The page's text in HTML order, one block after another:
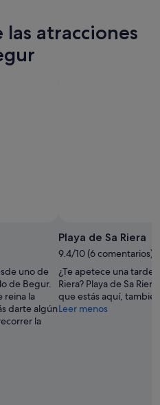
atracciones
uno de
de Begur.
reina la
darte algún
la
Playa de Sa Riera
9.4/10 (6 comentarios)
¿Te apetece una tarde
Riera? Playa de Sa
que estás aquí,
Leer menos